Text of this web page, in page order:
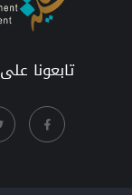
تابعونا على